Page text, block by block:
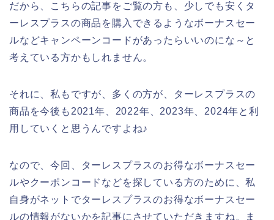
だから、こちらの記事をご覧の方も、少しでも安くタ
ーレスプラスの商品を購入できるようなボーナスセー
ルなどキャンペーンコードがあったらいいのにな～と
考えている方かもしれません。
それに、私もですが、多くの方が、ターレスプラスの
商品を今後も2021年、2022年、2023年、2024年と利
用していくと思うんですよね♪
なので、今回、ターレスプラスのお得なボーナスセー
ルやクーポンコードなどを探している方のために、私
自身がネットでターレスプラスのお得なボーナスセー
ルの情報がないかを記事にさせていただきますね。ま